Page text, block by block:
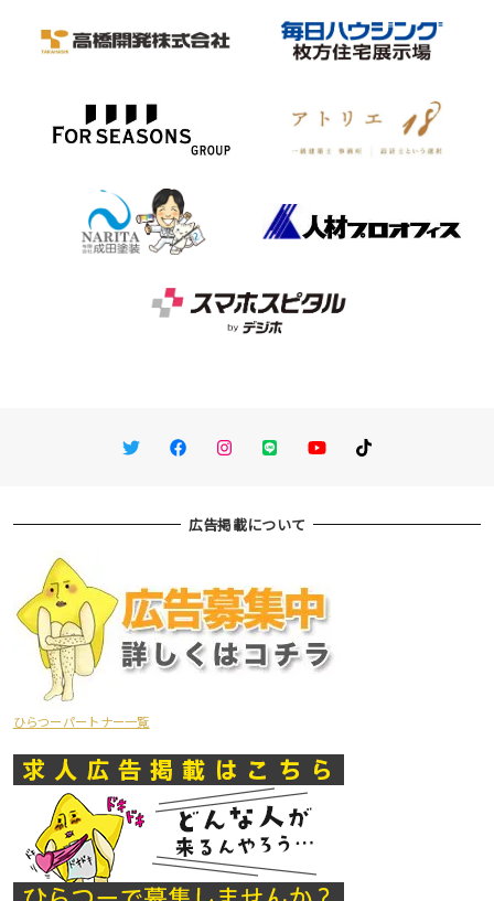
TwitterFacebookInstagram
LINE You TubeTikTok
広告掲載について
ひらつーパートナー一覧